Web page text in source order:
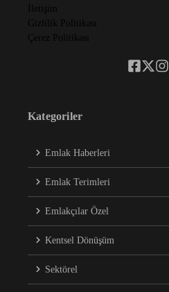
İletişim
Gizlilik Politikası
Çerez Politikası
Kategoriler
Emlak Haberleri
Emlak Terimleri
Emlakçılar Özel
Kentsel Dönüşüm
Sektörel